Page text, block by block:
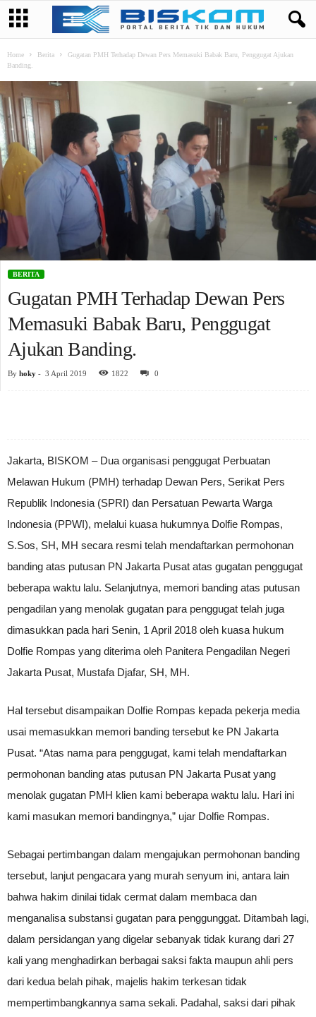
Home Berita
Gugatan PMH Terhadap Dewan Pers Memasuki Babak Baru, Penggugat Ajukan
Banding.
BERITA
Gugatan PMH Terhadap Dewan Pers
Memasuki Babak Baru, Penggugat
Ajukan Banding.
By hoky - 3 April 2019 1822 0
Jakarta, BISKOM – Dua organisasi penggugat Perbuatan
Melawan Hukum (PMH) terhadap Dewan Pers, Serikat Pers
Republik Indonesia (SPRI) dan Persatuan Pewarta Warga
Indonesia (PPWI), melalui kuasa hukumnya Dolfie Rompas,
S.Sos, SH, MH secara resmi telah mendaftarkan permohonan
banding atas putusan PN Jakarta Pusat atas gugatan penggugat
beberapa waktu lalu. Selanjutnya, memori banding atas putusan
pengadilan yang menolak gugatan para penggugat telah juga
dimasukkan pada hari Senin, 1 April 2018 oleh kuasa hukum
Dolfie Rompas yang diterima oleh Panitera Pengadilan Negeri
Jakarta Pusat, Mustafa Djafar, SH, MH.
Hal tersebut disampaikan Dolfie Rompas kepada pekerja media
usai memasukkan memori banding tersebut ke PN Jakarta
Pusat. “Atas nama para penggugat, kami telah mendaftarkan
permohonan banding atas putusan PN Jakarta Pusat yang
menolak gugatan PMH klien kami beberapa waktu lalu. Hari ini
kami masukan memori bandingnya,” ujar Dolfie Rompas.
Sebagai pertimbangan dalam mengajukan permohonan banding
tersebut, lanjut pengacara yang murah senyum ini, antara lain
bahwa hakim dinilai tidak cermat dalam membaca dan
menganalisa substansi gugatan para penggunggat. Ditambah lagi,
dalam persidangan yang digelar sebanyak tidak kurang dari 27
kali yang menghadirkan berbagai saksi fakta maupun ahli pers
dari kedua belah pihak, majelis hakim terkesan tidak
mempertimbangkannya sama sekali. Padahal, saksi dari pihak